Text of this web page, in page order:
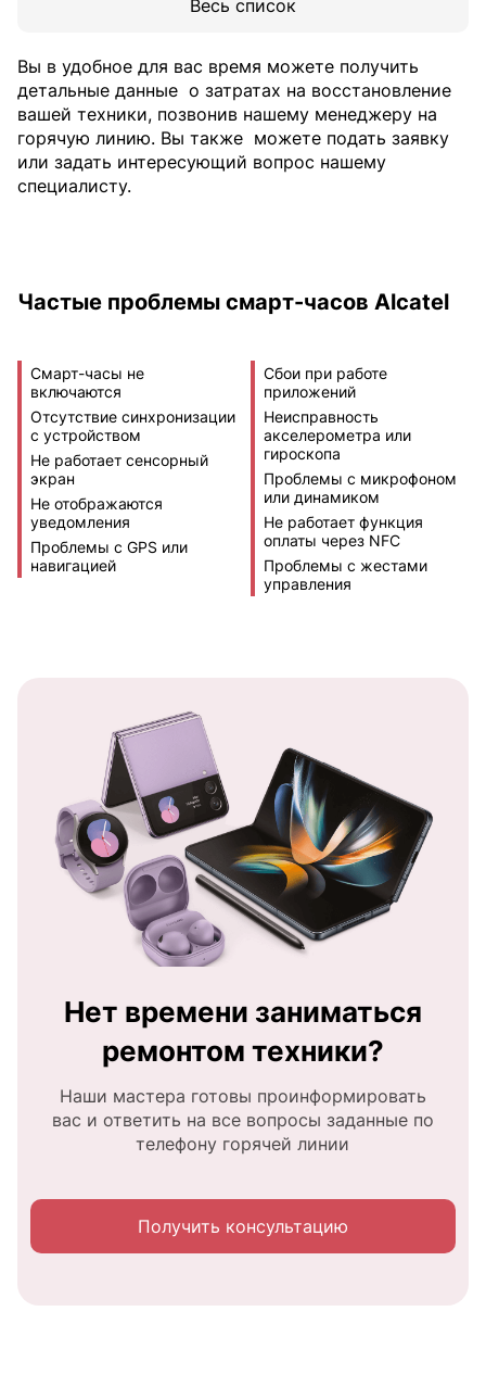
Весь список
Вы в удобное для вас время можете получить
детальные данные о затратах на восстановление
вашей техники, позвонив нашему менеджеру на
горячую линию. Вы также можете подать заявку
или задать интересующий вопрос нашему
специалисту.
Частые проблемы смарт-часов Alcatel
Смарт-часы не
включаются
Отсутствие синхронизации
с устройством
Не работает сенсорный
экран
Не отображаются
уведомления
Проблемы с GPS или
навигацией
Сбои при работе
приложений
Неисправность
акселерометра или
гироскопа
Проблемы с микрофоном
или динамиком
Не работает функция
оплаты через NFC
Проблемы с жестами
управления
Нет времени заниматься
ремонтом техники?
Наши мастера готовы проинформировать
вас и ответить на все вопросы заданные по
телефону горячей линии
Получить консультацию